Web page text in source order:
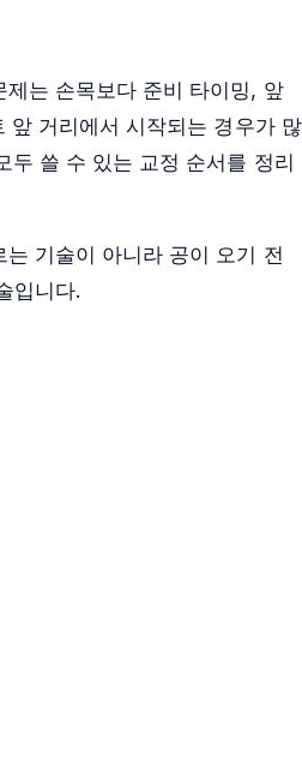
는 손목보다 준비 타이밍, 앞
앞 거리에서 시작되는 경우가 많
두 쓸 수 있는 교정 순서를 정리
기술이 아니라 공이 오기 전
입니다.